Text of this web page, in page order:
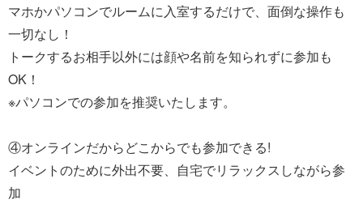
マホかパソコンでルームに入室するだけで、面倒な操作も
一切なし！
トークするお相手以外には顔や名前を知られずに参加も
OK！
※パソコンでの参加を推奨いたします。
④オンラインだからどこからでも参加できる!
イベントのために外出不要、自宅でリラックスしながら参
加